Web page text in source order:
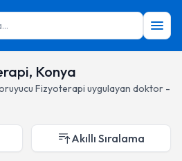
Konya
Fizyoterapi uygulayan doktor -
Akıllı Sıralama